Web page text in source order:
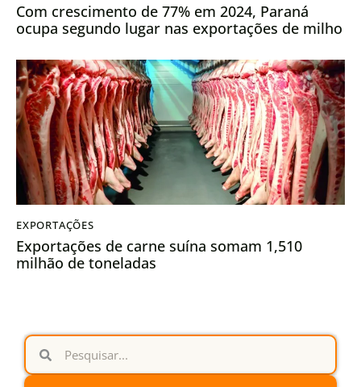
Com crescimento de 77% em 2024, Paraná
ocupa segundo lugar nas exportações de milho
EXPORTAÇÕES
Exportações de carne suína somam 1,510
milhão de toneladas